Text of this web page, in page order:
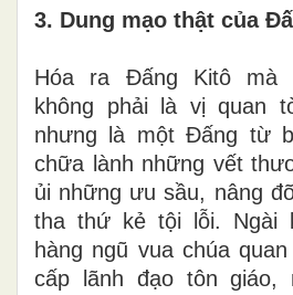
3. Dung mạo thật của
Hóa ra Đấng Kitô mà
không phải là vị quan
nhưng là một Đấng từ
chữa lành những vết
ủi những ưu sầu, nâng
tha thứ kẻ tội lỗi. Ngài
hàng ngũ vua chúa
cấp lãnh đạo tôn giáo,